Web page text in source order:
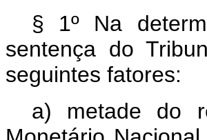
§ 1º Na
sentença do
seguintes
a) metade do